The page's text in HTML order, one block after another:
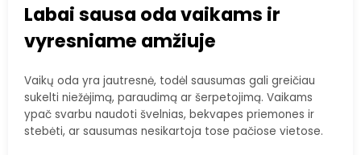
Labai sausa oda vaikams ir
vyresniame amžiuje
Vaikų oda yra jautresnė, todėl sausumas gali greičiau
sukelti niežėjimą, paraudimą ar šerpetojimą. Vaikams
ypač svarbu naudoti švelnias, bekvapes priemones ir
stebėti, ar sausumas nesikartoja tose pačiose vietose.